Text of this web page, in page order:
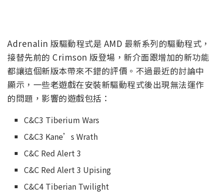
Adrenalin 版驅動程式是 AMD 最新系列的驅動程式，
接替先前的 Crimson 版登場，新介面跟增加的新功能
都讓這個新版本帶來不錯的評價。不過最近的討論中
顯示，一些老遊戲在安裝新驅動程式後出現無法運作
的問題，影響的遊戲包括：
C&C3 Tiberium Wars
C&C3 Kane’s Wrath
C&C Red Alert 3
C&C Red Alert 3 Upising
C&C4 Tiberian Twilight